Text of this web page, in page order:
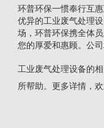
环普环保一惯奉行互
优异的工业废气处理
场，环普环保携全体
您的厚爱和惠顾。公
工业废气处理设备的
所帮助。更多详情，